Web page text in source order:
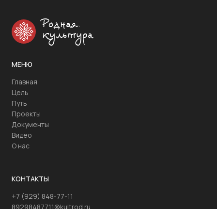
Родная
культура
МЕНЮ
Главная
Цель
Путь
Проекты
Документы
Видео
О нас
КОНТАКТЫ
+7 (929) 848-77-11
89298487711@kultrod.ru